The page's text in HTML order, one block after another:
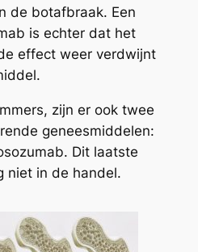
de botafbraak. Een
is echter dat het
effect weer verdwijnt
zijn er ook twee
geneesmiddelen:
Dit laatste
niet in de handel.